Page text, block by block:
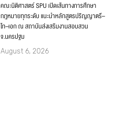
คณะนิติศาสตร์ SPU เปิดเส้นทางการศึกษา
กฎหมายทุกระดับ แนะนำหลักสูตรปริญญาตรี–
โท–เอก ณ สถาบันส่งเสริมงานสอบสวน
จ.นครปฐม
August 6, 2026